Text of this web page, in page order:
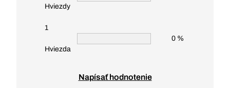
Hviezdy
1
Hviezda
0 %
Napísať hodnotenie